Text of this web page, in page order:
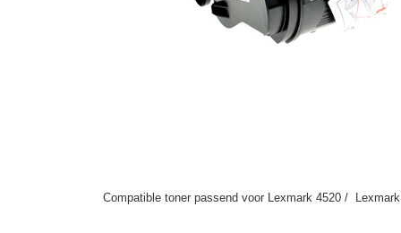
Compatible toner passend voor Lexmark 4520 /